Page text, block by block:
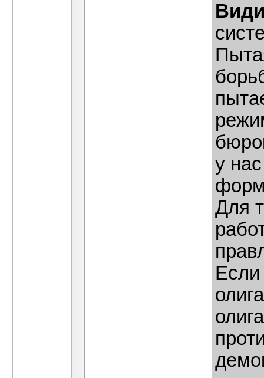
у
Для